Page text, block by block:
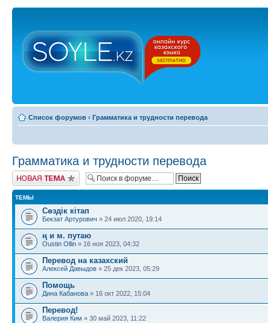
Список форумов ‹ Грамматика и трудности перевода
Грамматика и трудности перевода
Новая тема
ТЕМЫ
Сөздік кітап
Бекзат Артурович » 24 июл 2020, 19:14
ң и м. путаю
Oustin Ollin » 16 ноя 2023, 04:32
Перевод на казахский
Алексей Давыдов » 25 дек 2023, 05:29
Помощь
Дина Кабанова » 16 окт 2022, 15:04
Перевод!
Валерия Ким » 30 май 2023, 11:22